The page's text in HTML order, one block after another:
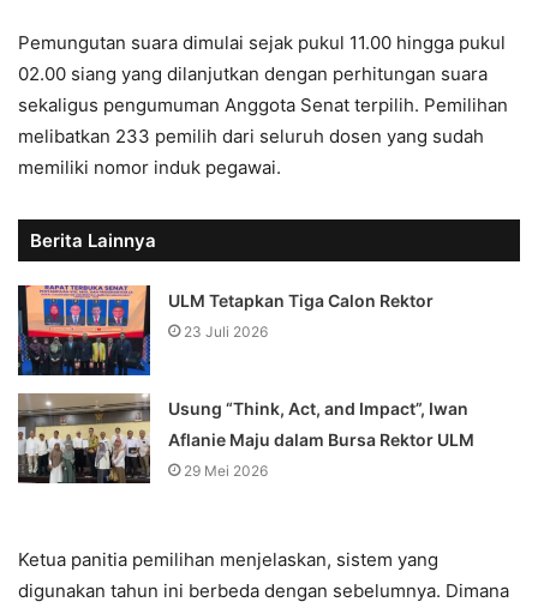
Pemungutan suara dimulai sejak pukul 11.00 hingga pukul
02.00 siang yang dilanjutkan dengan perhitungan suara
sekaligus pengumuman Anggota Senat terpilih. Pemilihan
melibatkan 233 pemilih dari seluruh dosen yang sudah
memiliki nomor induk pegawai.
Berita Lainnya
ULM Tetapkan Tiga Calon Rektor
23 Juli 2026
Usung “Think, Act, and Impact”, Iwan
Aflanie Maju dalam Bursa Rektor ULM
29 Mei 2026
Ketua panitia pemilihan menjelaskan, sistem yang
digunakan tahun ini berbeda dengan sebelumnya. Dimana